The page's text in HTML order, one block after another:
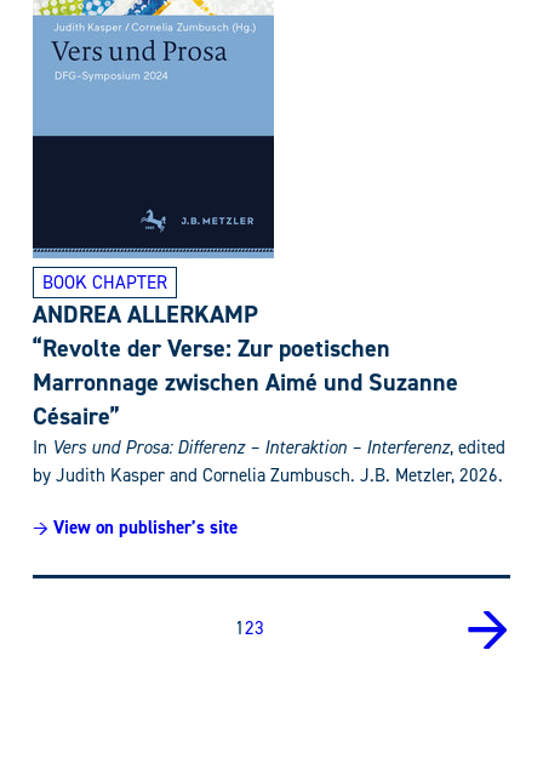
BOOK CHAPTER
ANDREA ALLERKAMP
“Revolte der Verse: Zur poetischen
Marronnage zwischen Aimé und Suzanne
Césaire”
In Vers und Prosa: Differenz – Interaktion – Interferenz, edited
by Judith Kasper and Cornelia Zumbusch. J.B. Metzler, 2026.
→ View on publisher’s site
→
123 →